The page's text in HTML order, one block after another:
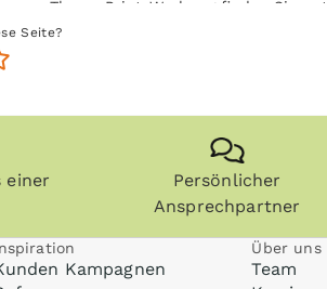
zum Thema Print-Werbung finden Sie
Seite?
einer
Persönlicher
Ansprechpartner
Kampagnen
Über uns
Team